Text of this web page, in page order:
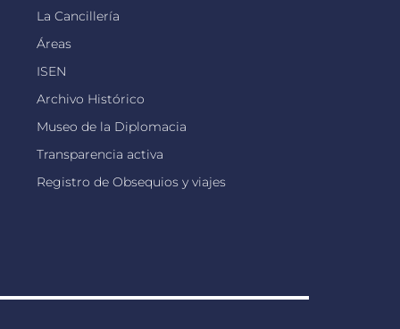
La Cancillería
Áreas
ISEN
Archivo Histórico
Museo de la Diplomacia
Transparencia activa
Registro de Obsequios y viajes